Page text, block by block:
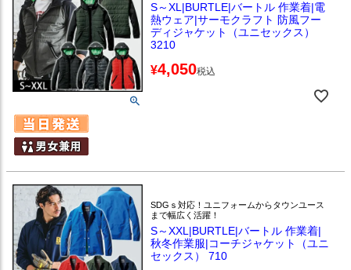
S～XL|BURTLE|バートル 作業着|電
熱ウェア|サーモクラフト 防風フー
ディジャケット（ユニセックス）
3210
¥4,050税込
SDGｓ対応！ユニフォームからタウンユース
まで幅広く活躍！
S～XXL|BURTLE|バートル 作業着|
秋冬作業服|コーチジャケット（ユニ
セックス） 710